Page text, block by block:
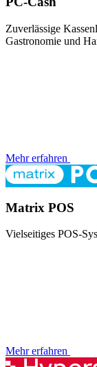
Zuverlässige
Gastronomie und
Mehr erfahren
Matrix POS
Vielseitiges POS-
Mehr erfahren